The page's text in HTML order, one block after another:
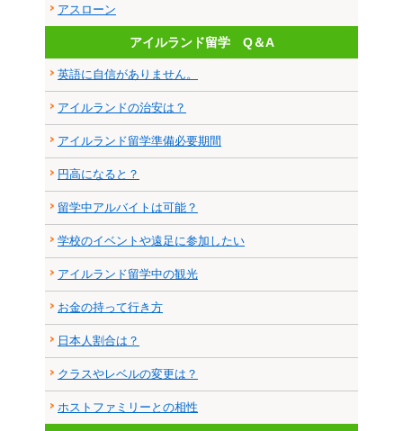
アスローン
アイルランド留学 Q＆A
英語に自信がありません。
アイルランドの治安は？
アイルランド留学準備必要期間
円高になると？
留学中アルバイトは可能？
学校のイベントや遠足に参加したい
アイルランド留学中の観光
お金の持って行き方
日本人割合は？
クラスやレベルの変更は？
ホストファミリーとの相性